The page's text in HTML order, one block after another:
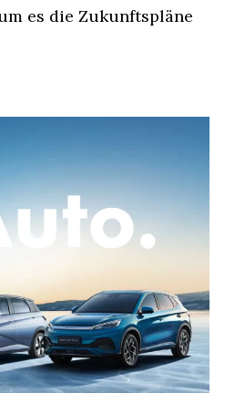
es die Zukunftspläne